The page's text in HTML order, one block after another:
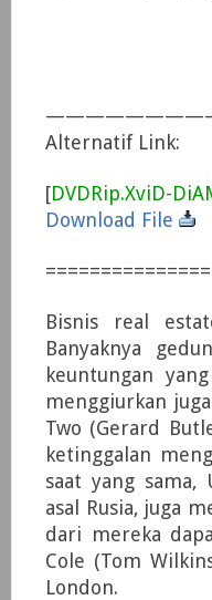
Alternatif Link:
[DVDRip.XviD-
Download File
Bisnis real
Banyaknya
keuntungan
menggiurkan
Two (Gerard
ketinggalan
saat yang sama,
asal Rusia, juga
dari mereka
Cole (Tom
London.